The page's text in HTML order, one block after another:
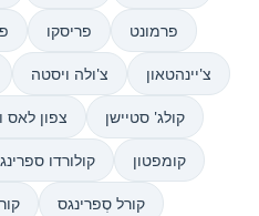
פריסקו פרמונט
צ'ולה ויסטה צ'יינהטאון
צפון לאס קולג' סטיישן
קולורדו קומפטון
קורל סְפרינגס